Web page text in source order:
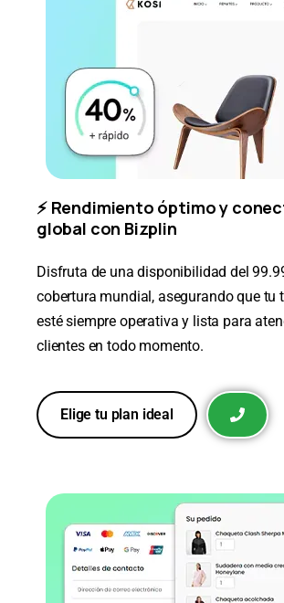
⚡ Rendimiento óptimo y
global con Bizplin
Disfruta de una disponibilidad del
cobertura mundial, asegurando que tu
esté siempre operativa y lista para
clientes en todo momento.
Elige tu plan ideal